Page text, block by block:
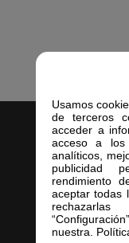
Usamos
de terceros
acceder a
acceso a los
analíticos,
publicidad
rendimiento
aceptar todas
nuestra.